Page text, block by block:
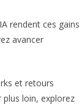
rendent ces gains
avancer
et retours
plus loin, explorez